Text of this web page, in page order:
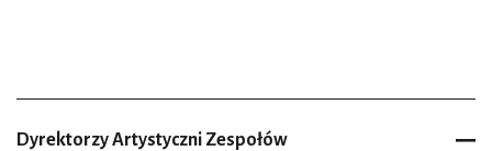
Dyrektorzy Artystyczni Zespołów